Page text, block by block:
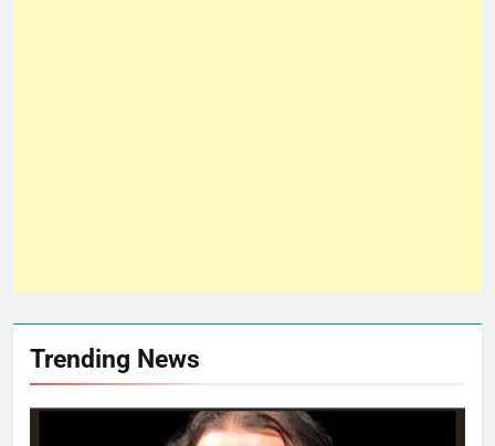
Trending News